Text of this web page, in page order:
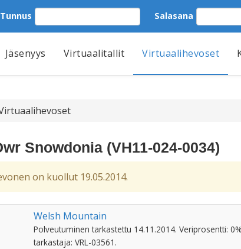
Tunnus Salasana
Jäsenyys Virtuaalitallit Virtuaalihevoset
Snowdonia (VH11-024-0034)
on kuollut 19.05.2014.
Welsh Mountain
Polveutuminen tarkastettu 14.11.2014. Veriprosentti:
tarkastaja: VRL-03561.